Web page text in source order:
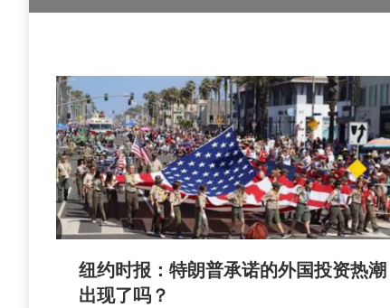
纽约时报：特朗普承诺的外国投资热潮
出现了吗？